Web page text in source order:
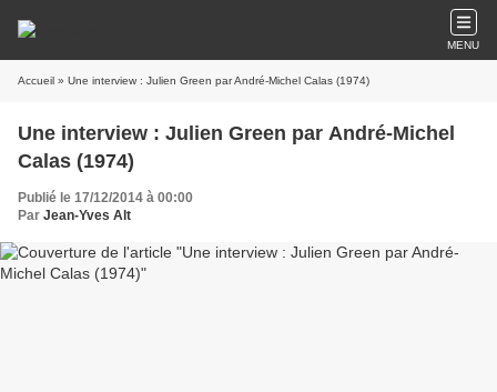
MENU
Accueil » Une interview : Julien Green par André-Michel Calas (1974)
Une interview : Julien Green par André-Michel
Calas (1974)
Publié le 17/12/2014 à 00:00
Par Jean-Yves Alt